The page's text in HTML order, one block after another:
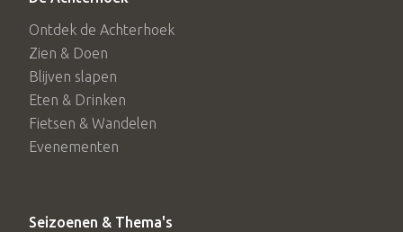
Ontdek de Achterhoek
Zien & Doen
Blijven slapen
Eten & Drinken
Fietsen & Wandelen
Evenementen
Seizoenen & Thema's